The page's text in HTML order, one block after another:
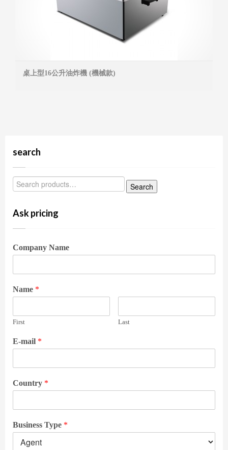
桌上型16公升油炸機 (機械款)
search
Ask pricing
Company Name
Name *
First Last
E-mail *
Country *
Business Type *